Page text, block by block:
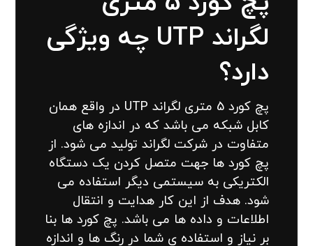
لگراند UTP چه ویژگی
دارد؟
پچ کورد 5 متری لگراند UTP در واقع همان
کابل شبکه می باشد که در اندازه های
متفاوت در شرکت لگراند تولید می شود. از
پچ کورد ها جهت متصل کردن یک دستگاه
الکتریکی به سیستمی دیگر استفاده می
شود. هدف از این کار هدایت و انتقال
اطلاعات و داده ها می باشد. پچ کورد ها بنا
بر نیاز و استفاده ی شما در رنگ ها و اندازه